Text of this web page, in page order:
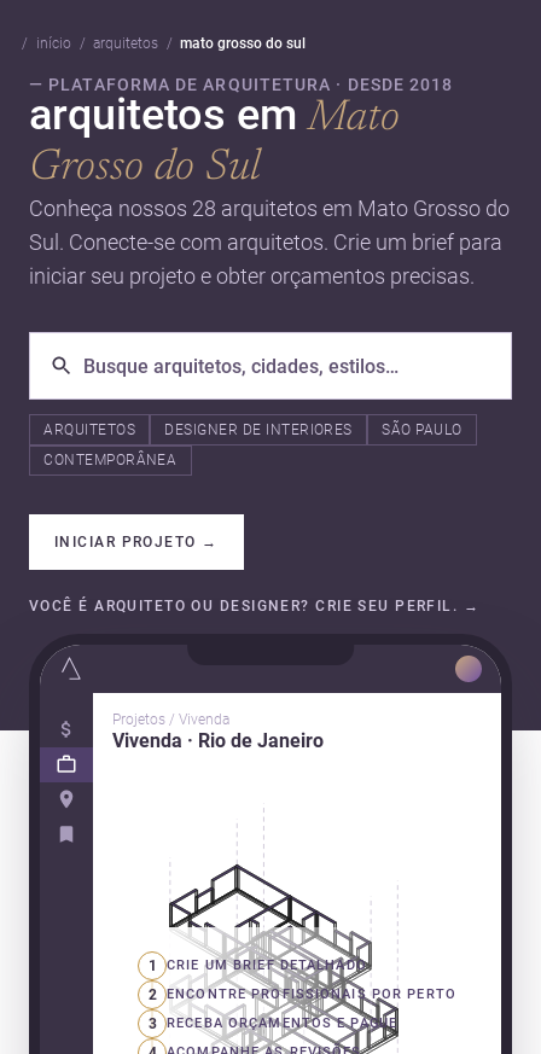
início arquitetos mato grosso do sul
— PLATAFORMA DE ARQUITETURA · DESDE 2018
arquitetos emMato
Grosso do Sul
Conheça nossos 28 arquitetos em Mato Grosso do
Sul. Conecte-se com arquitetos. Crie um brief para
iniciar seu projeto e obter orçamentos precisas.
ARQUITETOS DESIGNER DE INTERIORES
SÃO PAULO
CONTEMPORÂNEA
INICIAR PROJETO →
VOCÊ É ARQUITETO OU DESIGNER? CRIE SEU PERFIL. →
Projetos / Vivenda
Vivenda · Rio de Janeiro
1 CRIE UM BRIEF DETALHADO
2 ENCONTRE PROFISSIONAIS POR PERTO
3 RECEBA ORÇAMENTOS E PAGUE